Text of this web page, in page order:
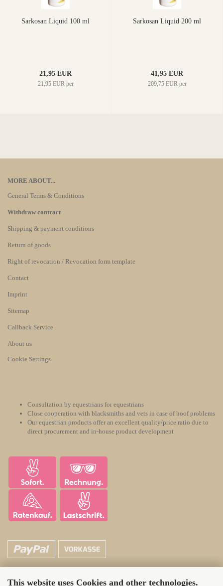
This website uses Cookies and other technologies.
Sarkosan Liquid 100 ml
21,95 EUR
21,95 EUR per
Sarkosan Liquid 200 ml
41,95 EUR
209,75 EUR per
MORE ABOUT...
General Terms & Conditions
Withdraw contract
Shipping & payment conditions
Return of goods
Right of revocation / Revocation form template
Contact
Imprint
Sitemap
Callback Service
About us
Cookie Settings
Consultation by equestrians for equestrians
Close cooperation with blacksmiths and vets in case of hoof problems
Our equestrian products offer an excellent quality/price ratio due to
direct procurement and in-house product development
ATH Horsecare